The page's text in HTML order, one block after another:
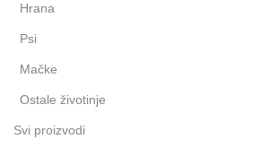
Hrana
Psi
Mačke
Ostale životinje
Svi proizvodi